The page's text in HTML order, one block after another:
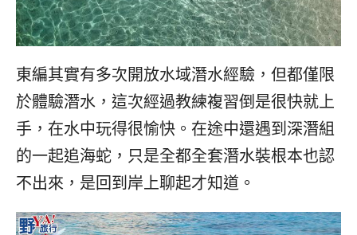
東編其實有多次開放水域潛水經驗，但都僅限
於體驗潛水，這次經過教練複習倒是很快就上
手，在水中玩得很愉快。在途中還遇到深潛組
的一起追海蛇，只是全都全套潛水裝根本也認
不出來，是回到岸上聊起才知道。